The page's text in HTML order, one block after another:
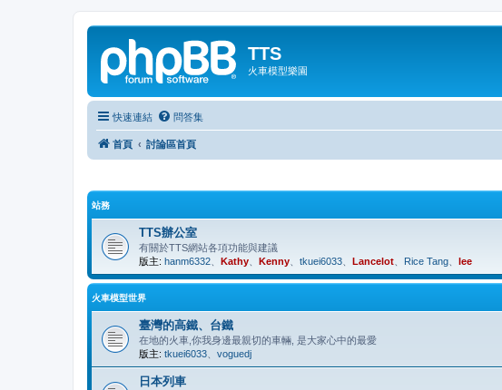
TTS
火車模型樂園
快速連結 問答集
首頁 討論區首頁
站務
TTS辦公室
有關於TTS網站各項功能與建議
版主: hanm6332 Kathy Kenny tkuei6033 Lancelot Rice Tang lee
火車模型世界
臺灣的高鐵、台鐵
在地的火車,你我身邊最親切的車輛, 是大家心中的最愛
版主: tkuei6033 voguedj
日本列車